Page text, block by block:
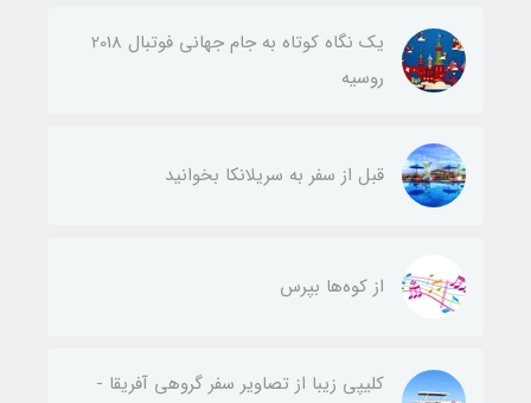
یک نگاه کوتاه به جام جهانی فوتبال 2018
روسیه
قبل از سفر به سریلانکا بخوانید
از کوه‌ها بپرس
کلیپی زیبا از تصاویر سفر گروهی آفریقا -